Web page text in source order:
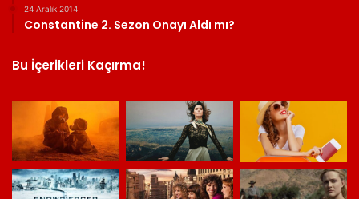
24 Aralık 2014
Constantine 2. Sezon Onayı Aldı mı?
Bu İçerikleri Kaçırma!